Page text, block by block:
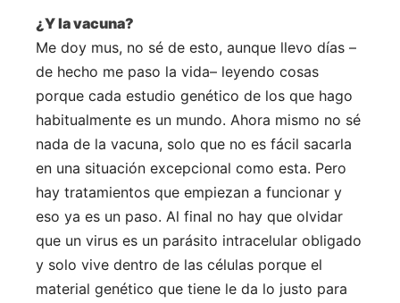
¿Y la vacuna?
Me doy mus, no sé de esto, aunque llevo días –
de hecho me paso la vida– leyendo cosas
porque cada estudio genético de los que hago
habitualmente es un mundo. Ahora mismo no sé
nada de la vacuna, solo que no es fácil sacarla
en una situación excepcional como esta. Pero
hay tratamientos que empiezan a funcionar y
eso ya es un paso. Al final no hay que olvidar
que un virus es un parásito intracelular obligado
y solo vive dentro de las células porque el
material genético que tiene le da lo justo para